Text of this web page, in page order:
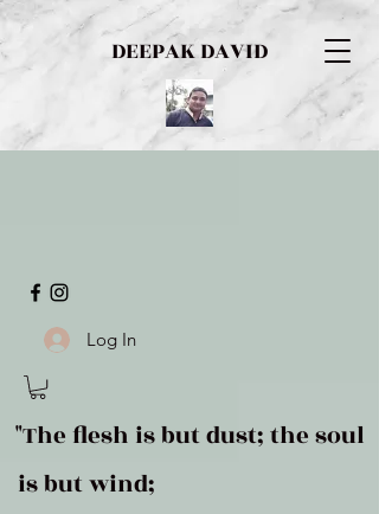
DEEPAK DAVID
Log In
"The flesh is but dust; the soul
is but wind;